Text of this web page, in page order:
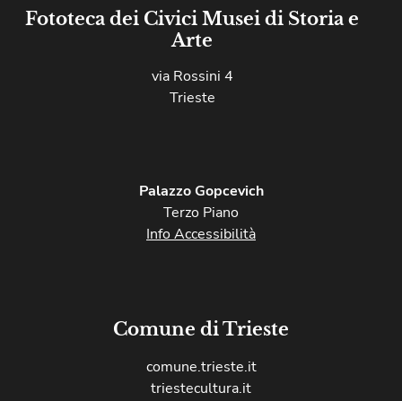
Fototeca dei Civici Musei di Storia e
Arte
via Rossini 4
Trieste
Palazzo Gopcevich
Terzo Piano
Info Accessibilità
Comune di Trieste
comune.trieste.it
triestecultura.it